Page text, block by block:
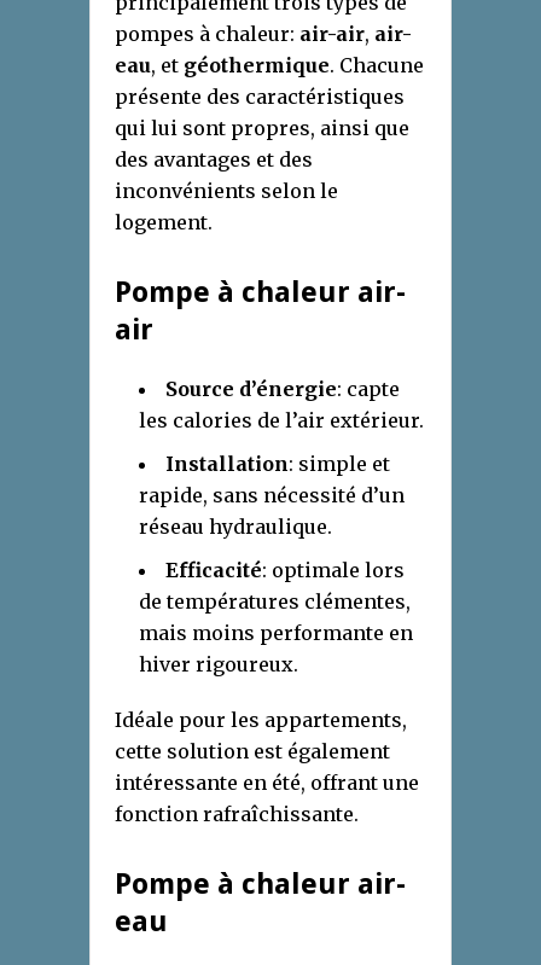
pompes à chaleur: air-air, air-
eau, et géothermique. Chacune
présente des caractéristiques
qui lui sont propres, ainsi que
des avantages et des
inconvénients selon le
logement.
Pompe à chaleur air-
air
Source d’énergie: capte
les calories de l’air extérieur.
Installation: simple et
rapide, sans nécessité d’un
réseau hydraulique.
Efficacité: optimale lors
de températures clémentes,
mais moins performante en
hiver rigoureux.
Idéale pour les appartements,
cette solution est également
intéressante en été, offrant une
fonction rafraîchissante.
Pompe à chaleur air-
eau